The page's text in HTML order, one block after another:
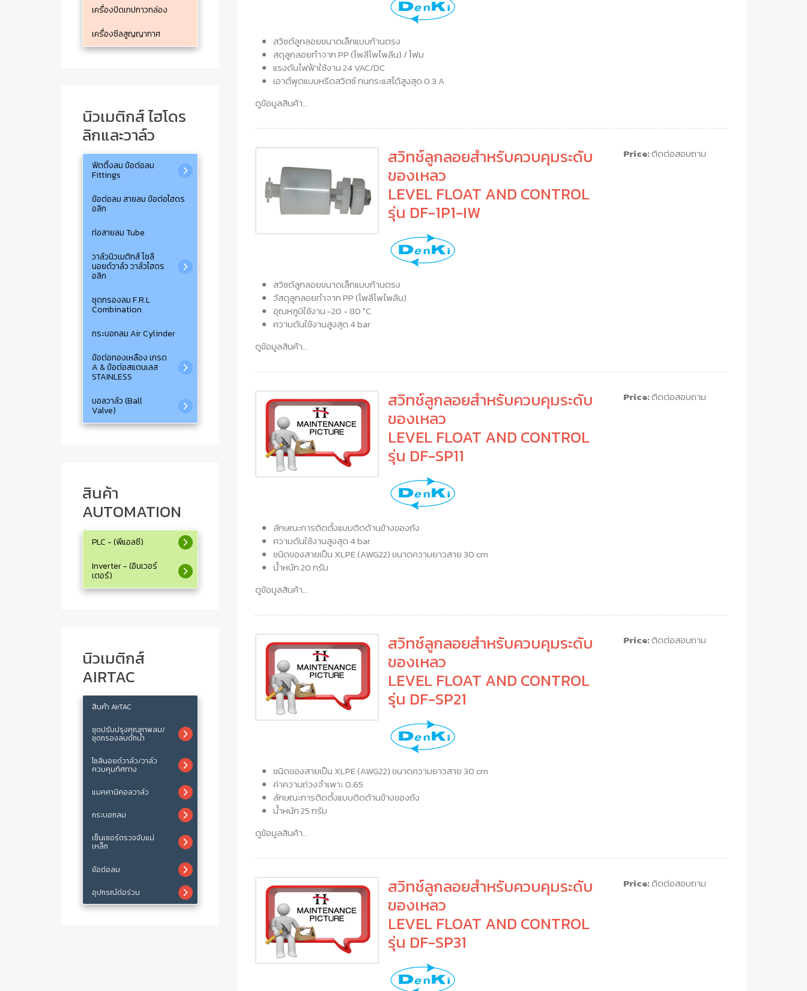
สวิซต์ลูกลอยขนาดเล็กแบบก้านตรง
สดุลูกลอยทำจาก PP (โพลีโพไพลีน) / โฟม
แรงดันไฟฟ้าใช้งาน 24 VAC/DC
เอาต์พุตแบบหรีดสวิตช์ ทนกระแสได้สูงสุด 0.3 A
ดูข้อมูลสินค้า...
สวิทช์ลูกลอยสำหรับควบคุมระดับ
ของเหลว
LEVEL FLOAT AND CONTROL
รุ่น DF-1P1-IW
สวิซต์ลูกลอยขนาดเล็กแบบก้านตรง
วัสดุลูกลอยทำจาก PP (โพลีโพไพลีน)
อุณหภูมิใช้งาน -20 - 80 °C
ความดันใช้งานสูงสุด 4 bar
ดูข้อมูลสินค้า...
Price: ติดต่อสอบถาม
สวิทช์ลูกลอยสำหรับควบคุมระดับ
ของเหลว
LEVEL FLOAT AND CONTROL
รุ่น DF-SP11
ลักษณะการติดตั้งแบบติดด้านข้างของถัง
ความดันใช้งานสูงสุด 4 bar
ชนิดของสายเป็น XLPE (AWG22) ขนาดความยาวสาย 30 cm
น้ำหนัก 20 กรัม
ดูข้อมูลสินค้า...
Price: ติดต่อสอบถาม
สวิทช์ลูกลอยสำหรับควบคุมระดับ
ของเหลว
LEVEL FLOAT AND CONTROL
รุ่น DF-SP21
ชนิดของสายเป็น XLPE (AWG22) ขนาดความยาวสาย 30 cm
ค่าความถ่วงจำเพาะ 0.65
ลักษณะการติดตั้งแบบติดด้านข้างของถัง
น้ำหนัก 25 กรัม
ดูข้อมูลสินค้า...
Price: ติดต่อสอบถาม
สวิทช์ลูกลอยสำหรับควบคุมระดับ
ของเหลว
LEVEL FLOAT AND CONTROL
รุ่น DF-SP31
Price: ติดต่อสอบถาม
เครื่องปิดเทปกาวกล่อง
เครื่องซีลสูญญากาศ
นิวเมติกส์ ไฮโดร
ลิกและวาล์ว
ฟิตติ้งลม ข้อต่อลม
Fittings
ข้อต่อลม สายลม ข้อต่อไฮดร
อลิก
ท่อสายลม Tube
วาล์วนิวเมติกส์ โซลี
นอยด์วาล์ว วาล์วไฮดร
อลิก
ชุดกรองลม F.R.L
Combination
กระบอกลม Air Cylinder
ข้อต่อทองเหลือง เกรด
A & ข้อต่อสแตนเลส
STAINLESS
บอลวาล์ว (Ball
Valve)
สินค้า
AUTOMATION
PLC - (พีแอลซี)
Inverter - (อินเวอร์
เตอร์)
นิวเมติกส์
AIRTAC
สินค้า AirTAC
ชุดปรับปรุงคุณภาพลม/
ชุดกรองลมดักน้ำ
โซลินอยด์วาล์ว/วาล์ว
ควบคุมทิศทาง
แมคคานิคอลวาล์ว
กระบอกลม
เซ็นเซอร์ตรวจจับแม่
เหล็ก
ข้อต่อลม
อุปกรณ์ต่อร่วม